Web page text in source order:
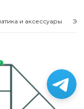
и аксессуары